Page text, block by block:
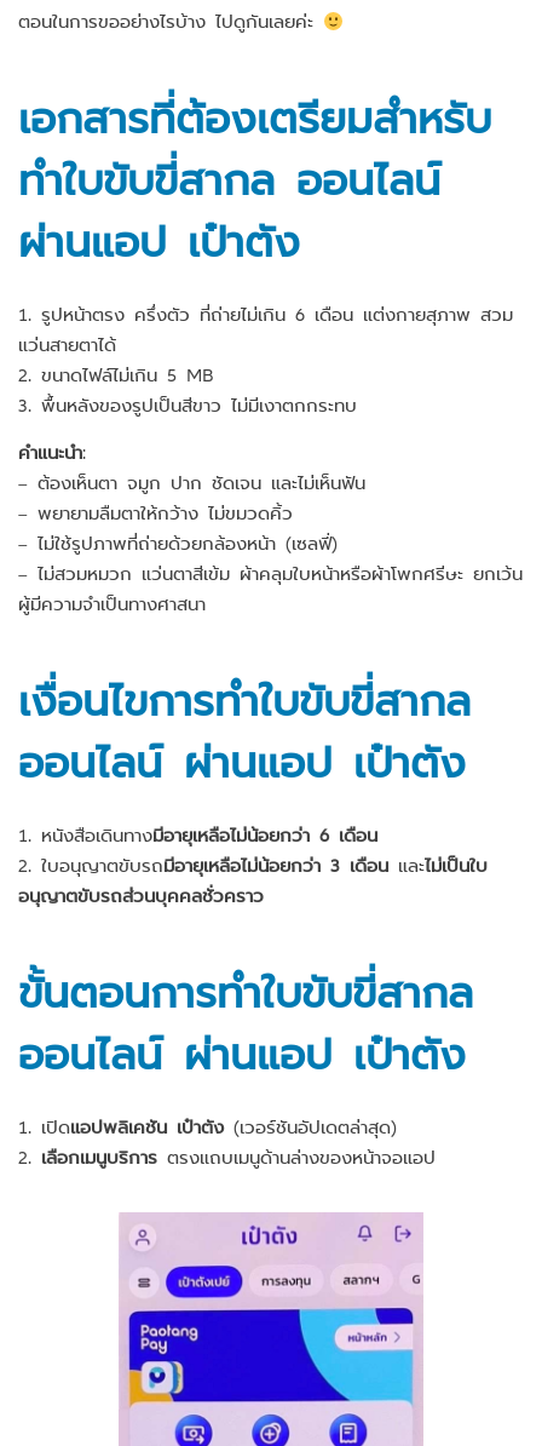
ตอนในการขออย่างไรบ้าง ไปดูกันเลยค่ะ
เอกสารที่ต้องเตรียมสำหรับ
ทำใบขับขี่สากล ออนไลน์
ผ่านแอป เป๋าตัง
1. รูปหน้าตรง ครึ่งตัว ที่ถ่ายไม่เกิน 6 เดือน แต่งกายสุภาพ สวม
แว่นสายตาได้
2. ขนาดไฟล์ไม่เกิน 5 MB
3. พื้นหลังของรูปเป็นสีขาว ไม่มีเงาตกกระทบ
คำแนะนำ:
– ต้องเห็นตา จมูก ปาก ชัดเจน และไม่เห็นฟัน
– พยายามลืมตาให้กว้าง ไม่ขมวดคิ้ว
– ไม่ใช้รูปภาพที่ถ่ายด้วยกล้องหน้า (เซลฟี่)
– ไม่สวมหมวก แว่นตาสีเข้ม ผ้าคลุมใบหน้าหรือผ้าโพกศรีษะ ยกเว้น
ผู้มีความจำเป็นทางศาสนา
เงื่อนไขการทำใบขับขี่สากล
ออนไลน์ ผ่านแอป เป๋าตัง
1. หนังสือเดินทางมีอายุเหลือไม่น้อยกว่า 6 เดือน
2. ใบอนุญาตขับรถมีอายุเหลือไม่น้อยกว่า 3 เดือน และไม่เป็นใบ
อนุญาตขับรถส่วนบุคคลชั่วคราว
ขั้นตอนการทำใบขับขี่สากล
ออนไลน์ ผ่านแอป เป๋าตัง
1. เปิดแอปพลิเคชัน เป๋าตัง(เวอร์ชันอัปเดตล่าสุด)
2. เลือกเมนูบริการ ตรงแถบเมนูด้านล่างของหน้าจอแอป